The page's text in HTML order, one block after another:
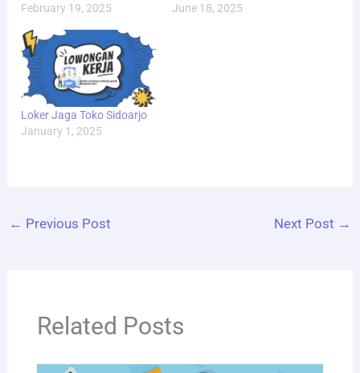
February 19, 2025
June 18, 2025
Loker Jaga Toko Sidoarjo
January 1, 2025
← Previous Post Next Post →
Related Posts